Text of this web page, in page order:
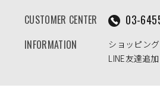
CUSTOMER CENTER 03-
INFORMATION
ショッピン
LINE友達追加